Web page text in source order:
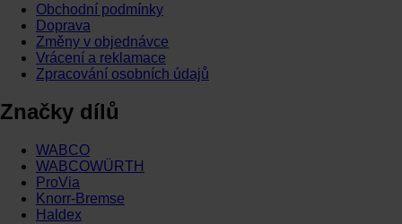
Obchodní podmínky
Doprava
Změny v objednávce
Vrácení a reklamace
Zpracování osobních údajů
Značky dílů
WABCO
WABCOWÜRTH
ProVia
Knorr-Bremse
Haldex